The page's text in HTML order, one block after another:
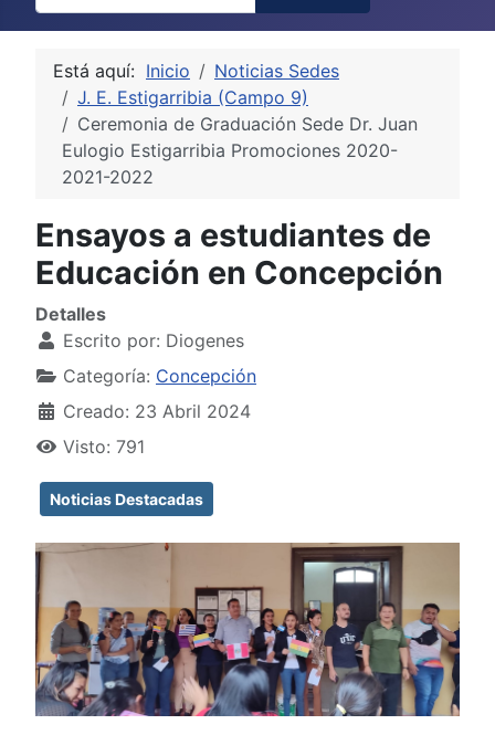
Type 2 or more characters for results.
Está aquí: Inicio
Noticias Sedes
J. E. Estigarribia (Campo 9)
Ceremonia de Graduación Sede Dr. Juan
Eulogio Estigarribia Promociones 2020-
2021-2022
Ensayos a estudiantes de
Educación en Concepción
Detalles
Escrito por: Diogenes
Categoría: Concepción
Creado: 23 Abril 2024
Visto: 791
Noticias Destacadas